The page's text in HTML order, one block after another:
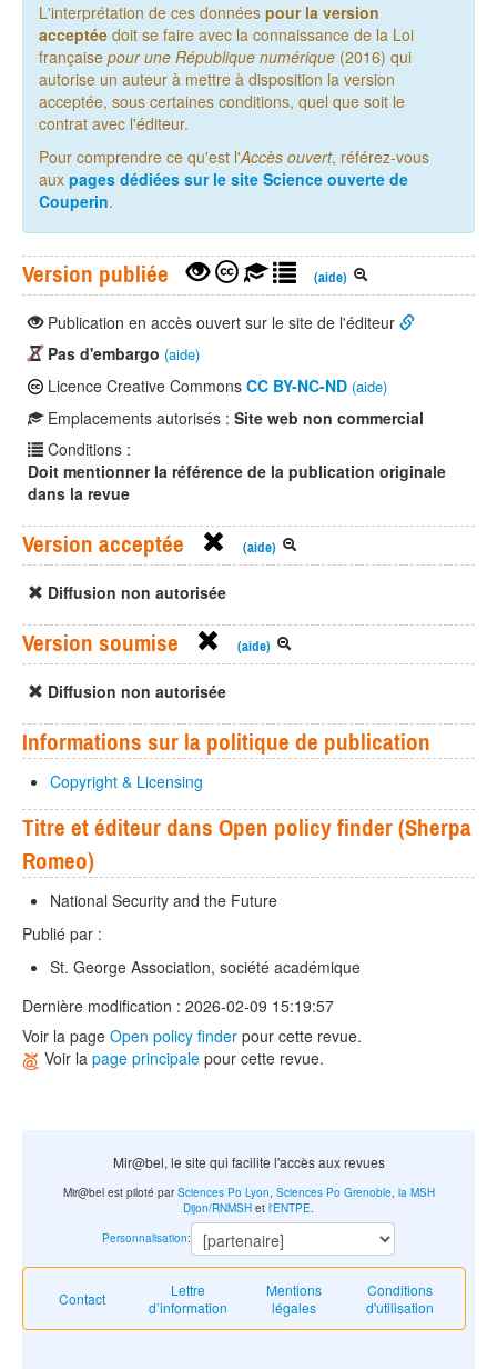
L'interprétation de ces données pour la version
acceptée doit se faire avec la connaissance de la Loi
française pour une République numérique (2016) qui
autorise un auteur à mettre à disposition la version
acceptée, sous certaines conditions, quel que soit le
contrat avec l'éditeur.
Pour comprendre ce qu'est l'Accès ouvert, référez-vous
aux pages dédiées sur le site Science ouverte de
Couperin.
Version publiée (aide)
Publication en accès ouvert sur le site de l'éditeur
Pas d'embargo (aide)
Licence Creative Commons CC BY-NC-ND (aide)
Emplacements autorisés : Site web non commercial
Conditions :
Doit mentionner la référence de la publication originale
dans la revue
Version acceptée (aide)
Diffusion non autorisée
Version soumise (aide)
Diffusion non autorisée
Informations sur la politique de publication
Copyright & Licensing
Titre et éditeur dans Open policy finder (Sherpa
Romeo)
National Security and the Future
Publié par :
St. George Association, société académique
Dernière modification : 2026-02-09 15:19:57
Voir la page Open policy finder pour cette revue.
Voir la page principale pour cette revue.
Mir@bel, le site qui facilite l'accès aux revues
Contact
Lettre
d’information
Mentions
légales
Conditions
d'utilisation
Mir@bel est piloté parSciences Po Lyon, Sciences Po Grenoble, la MSH
Dijon/RNMSH et l'ENTPE.
Personnalisation: